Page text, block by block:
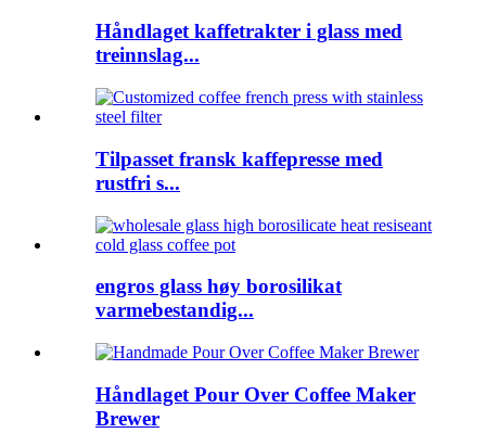
Håndlaget kaffetrakter i glass med
treinnslag...
Tilpasset fransk kaffepresse med
rustfri s...
engros glass høy borosilikat
varmebestandig...
Håndlaget Pour Over Coffee Maker
Brewer